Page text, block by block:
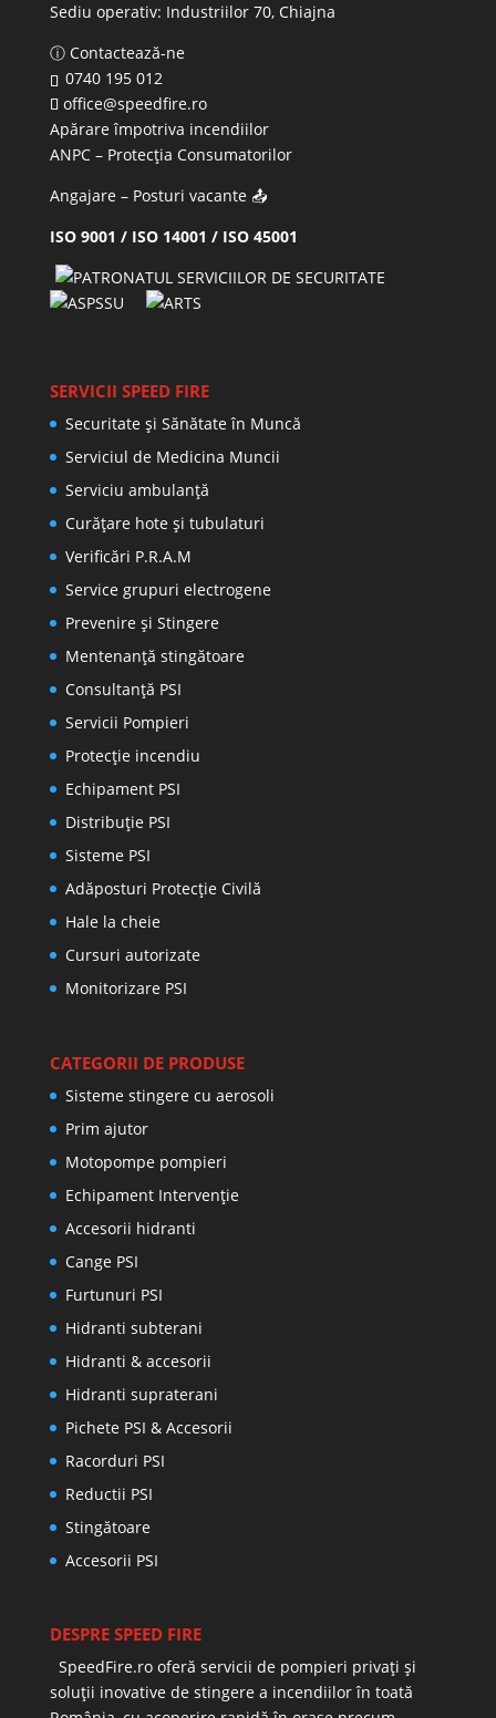
Sediu operativ: Industriilor 70, Chiajna
ⓘ Contactează-ne
0740 195 012
office@speedfire.ro
Apărare împotriva incendiilor
ANPC– Protecția Consumatorilor
Angajare – Posturi vacante📤
ISO 9001 / ISO 14001 / ISO 45001
SERVICII SPEED FIRE
Securitate și Sănătate în Muncă
Serviciul de Medicina Muncii
Serviciu ambulanță
Curățare hote și tubulaturi
Verificări P.R.A.M
Service grupuri electrogene
Prevenire şi Stingere
Mentenanţă stingătoare
Consultanţă PSI
Servicii Pompieri
Protecţie incendiu
Echipament PSI
Distribuţie PSI
Sisteme PSI
Adăposturi Protecție Civilă
Hale la cheie
Cursuri autorizate
Monitorizare PSI
CATEGORII DE PRODUSE
Sisteme stingere cu aerosoli
Prim ajutor
Motopompe pompieri
Echipament Intervenție
Accesorii hidranti
Cange PSI
Furtunuri PSI
Hidranti subterani
Hidranti & accesorii
Hidranti supraterani
Pichete PSI & Accesorii
Racorduri PSI
Reductii PSI
Stingătoare
Accesorii PSI
DESPRE SPEED FIRE
SpeedFire.ro oferă servicii de pompieri privați și
soluții inovative de stingere a incendiilor în toată